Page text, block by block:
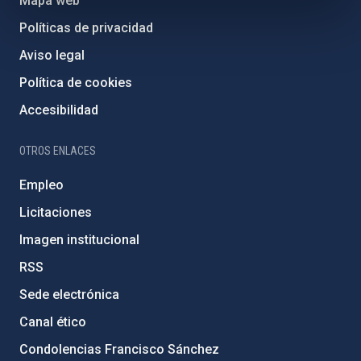
Políticas de privacidad
Aviso legal
Política de cookies
Accesibilidad
OTROS ENLACES
Empleo
Licitaciones
Imagen institucional
RSS
Sede electrónica
Canal ético
Condolencias Francisco Sánchez